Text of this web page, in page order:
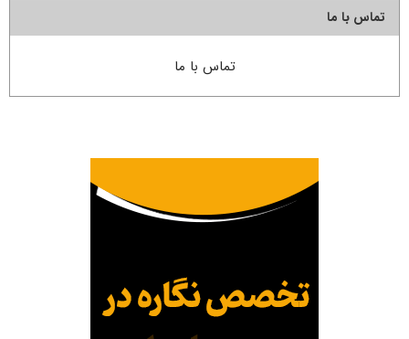
تماس با ما
تماس با ما